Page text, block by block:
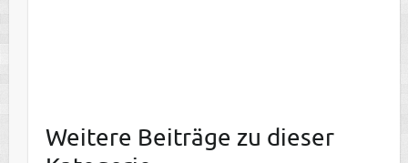
Weitere Beiträge zu dieser